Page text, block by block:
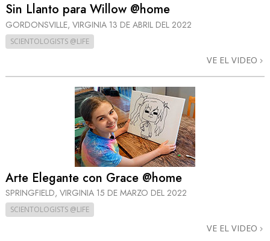
Sin Llanto para Willow @home
GORDONSVILLE, VIRGINIA 13 DE ABRIL DEL 2022
SCIENTOLOGISTS @LIFE
VE EL VIDEO
Arte Elegante con Grace @home
SPRINGFIELD, VIRGINIA 15 DE MARZO DEL 2022
SCIENTOLOGISTS @LIFE
VE EL VIDEO